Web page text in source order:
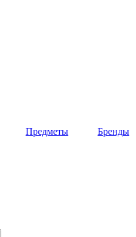
Предметы
Бренды